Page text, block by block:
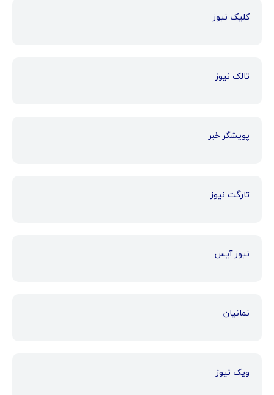
کلیک نیوز
تالک نیوز
پویشگر خبر
تارگت نیوز
نیوز آیس
نمانیان
ویک نیوز